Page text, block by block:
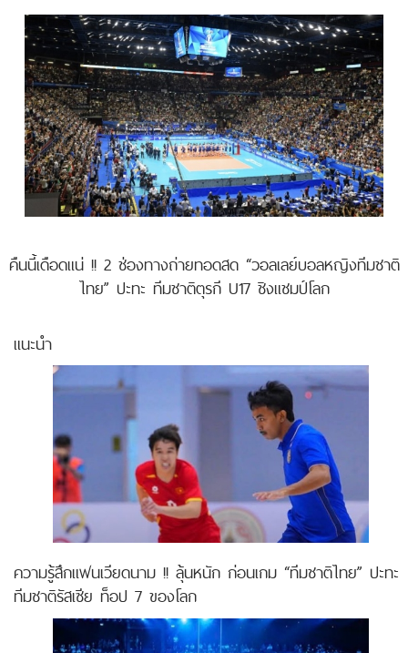
คืนนี้เดือดแน่ !! 2 ช่องทางถ่ายทอดสด “วอลเลย์บอลหญิงทีมชาติ
ไทย” ปะทะ ทีมชาติตุรกี U17 ชิงแชมป์โลก
แนะนำ
ความรู้สึกแฟนเวียดนาม !! ลุ้นหนัก ก่อนเกม “ทีมชาติไทย” ปะทะ
ทีมชาติรัสเซีย ท็อป 7 ของโลก